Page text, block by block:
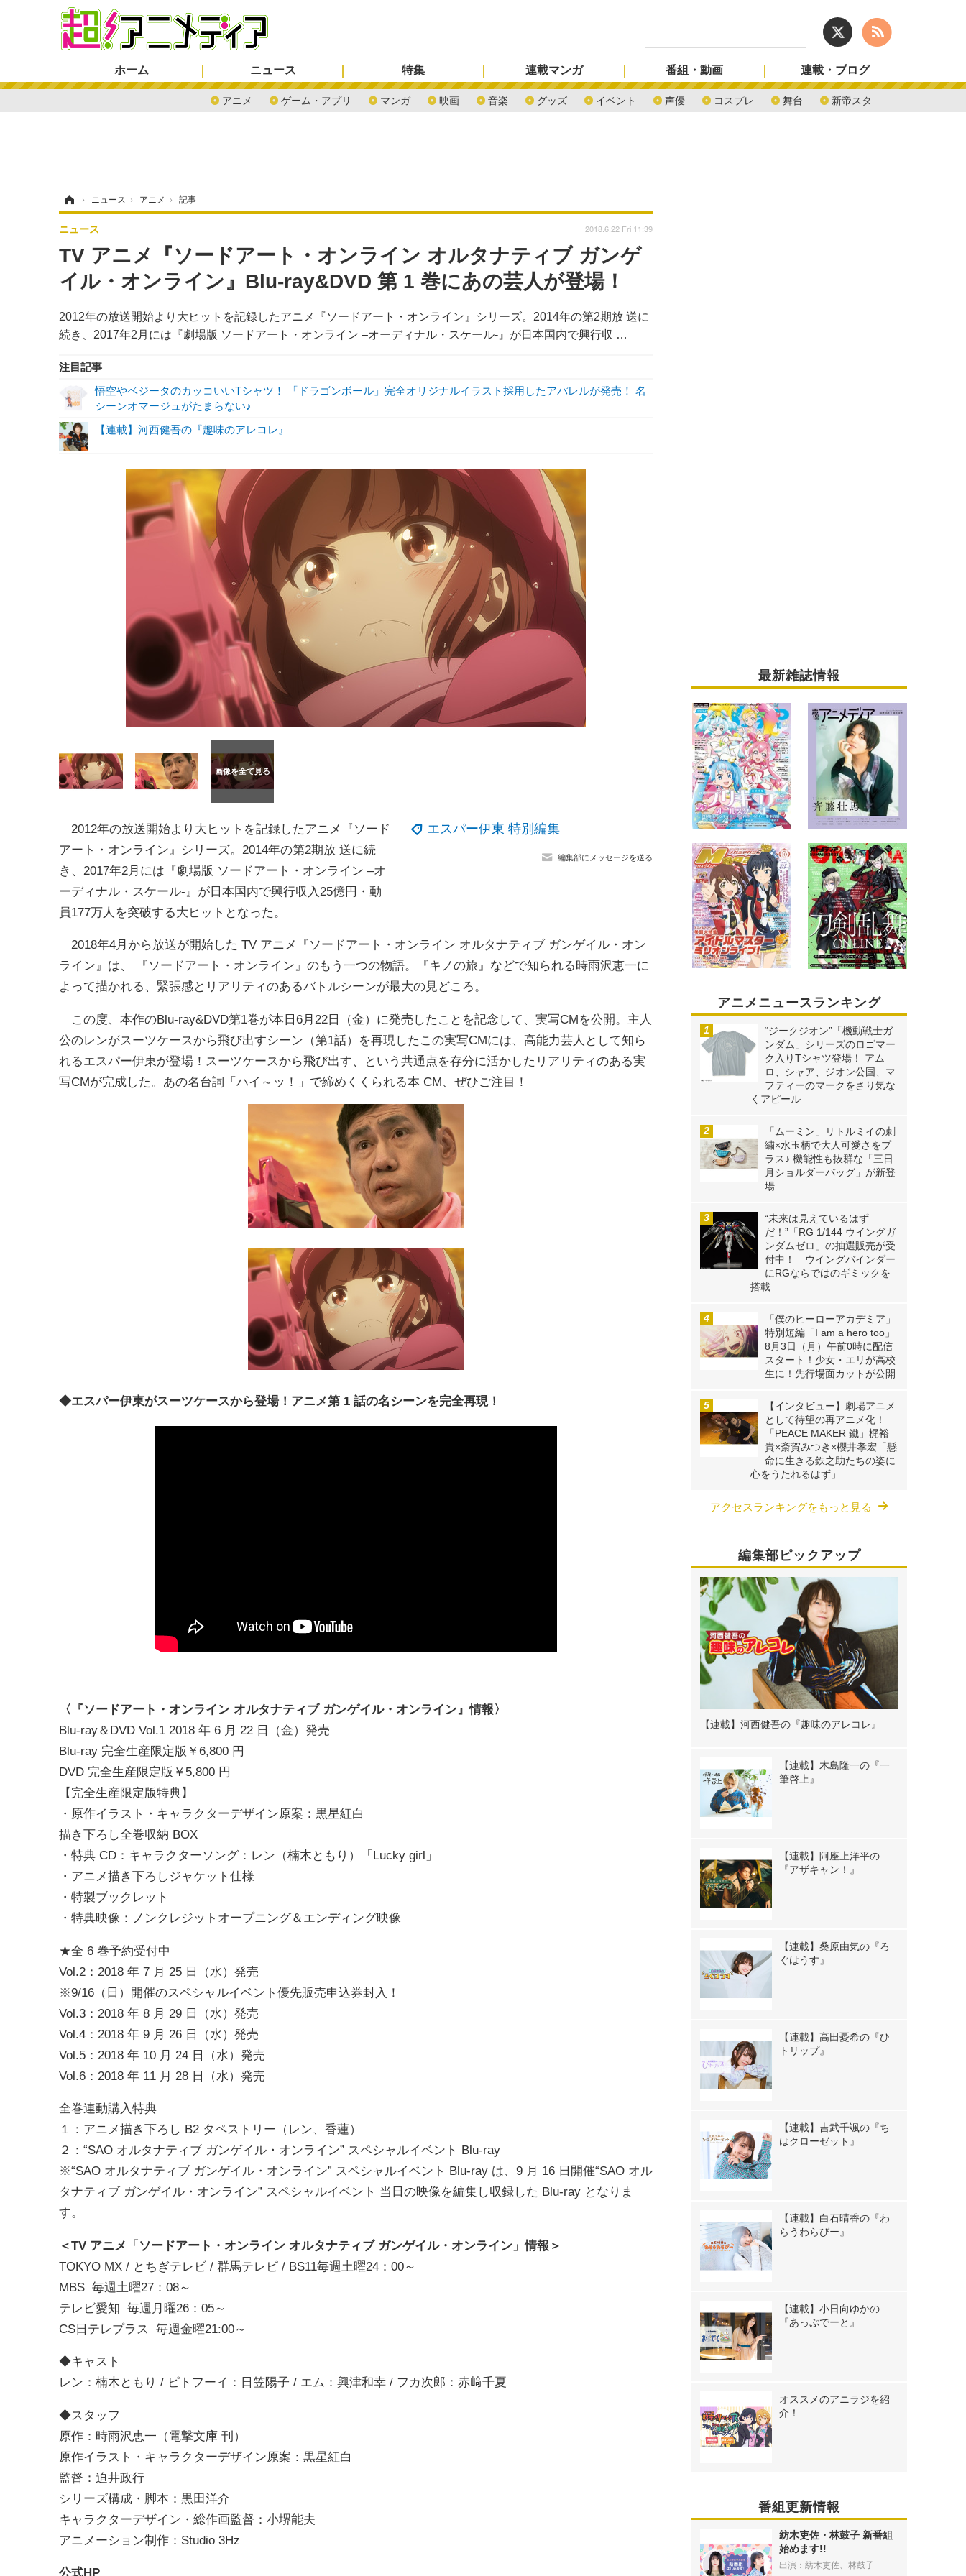
ホーム ニュース
アニメ ゲーム・アプリ マンガ 映画 音楽 グッズ イベント 声優 コスプレ 舞台 新帝スタ
特集 連載マンガ 番組・動画 連載・ブログ
› ニュース › アニメ › 記事
TV アニメ『ソードアート・オンライン オルタナティブ ガンゲ
イル・オンライン』Blu-ray&DVD 第 1 巻にあの芸人が登場！
2012年の放送開始より大ヒットを記録したアニメ『ソードアート・オンライン』シリーズ。2014年の第2期放 送に
続き、2017年2月には『劇場版 ソードアート・オンライン –オーディナル・スケール-』が日本国内で興行収 …
ニュース 2018.6.22 Fri 11:39
注目記事
悟空やベジータのカッコいいTシャツ！ 「ドラゴンボール」完全オリジナルイラスト採用したアパレルが発売！ 名
シーンオマージュがたまらない♪
【連載】河西健吾の『趣味のアレコレ』
エスパー伊東 特別編集
編集部にメッセージを送る
2012年の放送開始より大ヒットを記録したアニメ『ソード
アート・オンライン』シリーズ。2014年の第2期放 送に続
き、2017年2月には『劇場版 ソードアート・オンライン –オ
ーディナル・スケール-』が日本国内で興行収入25億円・動
員177万人を突破する大ヒットとなった。
2018年4月から放送が開始した TV アニメ『ソードアート・オンライン オルタナティブ ガンゲイル・オン
ライン』は、 『ソードアート・オンライン』のもう一つの物語。『キノの旅』などで知られる時雨沢恵一に
よって描かれる、緊張感とリアリティのあるバトルシーンが最大の見どころ。
この度、本作のBlu-ray&DVD第1巻が本日6月22日（金）に発売したことを記念して、実写CMを公開。主人
公のレンがスーツケースから飛び出すシーン（第1話）を再現したこの実写CMには、高能力芸人として知ら
れるエスパー伊東が登場！スーツケースから飛び出す、という共通点を存分に活かしたリアリティのある実
写CMが完成した。あの名台詞「ハイ～ッ！」で締めくくられる本 CM、ぜひご注目！
◆エスパー伊東がスーツケースから登場！アニメ第 1 話の名シーンを完全再現！
〈『ソードアート・オンライン オルタナティブ ガンゲイル・オンライン』情報〉
Blu-ray＆DVD Vol.1 2018 年 6 月 22 日（金）発売
Blu-ray 完全生産限定版￥6,800 円
DVD 完全生産限定版￥5,800 円
【完全生産限定版特典】
・原作イラスト・キャラクターデザイン原案：黒星紅白
描き下ろし全巻収納 BOX
・特典 CD：キャラクターソング：レン（楠木ともり）「Lucky girl」
・アニメ描き下ろしジャケット仕様
・特製ブックレット
・特典映像：ノンクレジットオープニング＆エンディング映像
★全 6 巻予約受付中
Vol.2：2018 年 7 月 25 日（水）発売
※9/16（日）開催のスペシャルイベント優先販売申込券封入！
Vol.3：2018 年 8 月 29 日（水）発売
Vol.4：2018 年 9 月 26 日（水）発売
Vol.5：2018 年 10 月 24 日（水）発売
Vol.6：2018 年 11 月 28 日（水）発売
全巻連動購入特典
１：アニメ描き下ろし B2 タペストリー（レン、香蓮）
２：“SAO オルタナティブ ガンゲイル・オンライン” スペシャルイベント Blu-ray
※“SAO オルタナティブ ガンゲイル・オンライン” スペシャルイベント Blu-ray は、9 月 16 日開催“SAO オル
タナティブ ガンゲイル・オンライン” スペシャルイベント 当日の映像を編集し収録した Blu-ray となりま
す。
＜TV アニメ「ソードアート・オンライン オルタナティブ ガンゲイル・オンライン」情報＞
TOKYO MX / とちぎテレビ / 群馬テレビ / BS11毎週土曜24：00～
MBS 毎週土曜27：08～
テレビ愛知 毎週月曜26：05～
CS日テレプラス 毎週金曜21:00～
◆キャスト
レン：楠木ともり / ピトフーイ：日笠陽子 / エム：興津和幸 / フカ次郎：赤﨑千夏
◆スタッフ
原作：時雨沢恵一（電撃文庫 刊）
原作イラスト・キャラクターデザイン原案：黒星紅白
監督：迫井政行
シリーズ構成・脚本：黒田洋介
キャラクターデザイン・総作画監督：小堺能夫
アニメーション制作：Studio 3Hz
公式HP
最新雑誌情報
アニメニュースランキング
“ジークジオン”「機動戦士ガ
ンダム」シリーズのロゴマー
ク入りTシャツ登場！ アム
ロ、シャア、ジオン公国、マ
フティーのマークをさり気な
くアピール
「ムーミン」リトルミイの刺
繍×水玉柄で大人可愛さをプ
ラス♪ 機能性も抜群な「三日
月ショルダーバッグ」が新登
場
“未来は見えているはず
だ！”「RG 1/144 ウイングガ
ンダムゼロ」の抽選販売が受
付中！ ウイングバインダー
にRGならではのギミックを
搭載
「僕のヒーローアカデミア」
特別短編「I am a hero too」
8月3日（月）午前0時に配信
スタート！少女・エリが高校
生に！先行場面カットが公開
【インタビュー】劇場アニメ
として待望の再アニメ化！
「PEACE MAKER 鐵」梶裕
貴×斎賀みつき×櫻井孝宏「懸
命に生きる鉄之助たちの姿に
心をうたれるはず」
アクセスランキングをもっと見る
編集部ピックアップ
【連載】河西健吾の『趣味のアレコレ』
【連載】木島隆一の『一
筆啓上』
【連載】阿座上洋平の
『アザキャン！』
【連載】桑原由気の『ろ
ぐはうす』
【連載】高田憂希の『ひ
トリップ』
【連載】吉武千颯の『ち
はクローゼット』
【連載】白石晴香の『わ
らうわらびー』
【連載】小日向ゆかの
『あっぷでーと』
オススメのアニラジを紹
介！
番組更新情報
紡木吏佐・林鼓子 新番組
始めます!!
出演：紡木吏佐、林鼓子